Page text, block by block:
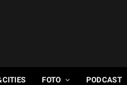
FOTO PODCAST